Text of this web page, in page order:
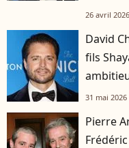
26 avril 2026
David
fils
31 mai 2026
Pierre